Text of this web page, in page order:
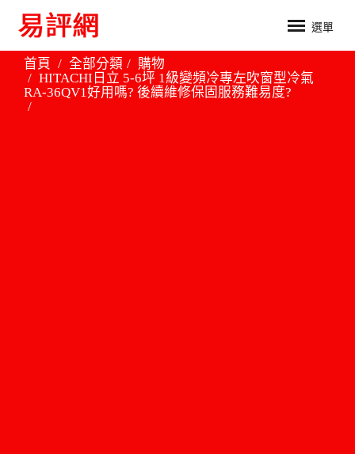
選單
首頁 全部分類
購物
HITACHI日立 5-6坪 1級變頻冷專左吹窗型冷氣
RA-36QV1好用嗎? 後續維修保固服務難易度?